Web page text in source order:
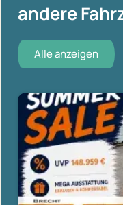
andere
Alle anzeigen